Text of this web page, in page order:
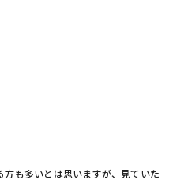
も多いとは思いますが、見ていた